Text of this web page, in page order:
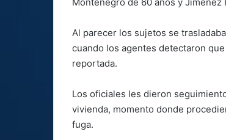
Al parecer los sujetos se
cuando los agentes detectaron
reportada.
Los oficiales les dieron
vivienda, momento donde
fuga.